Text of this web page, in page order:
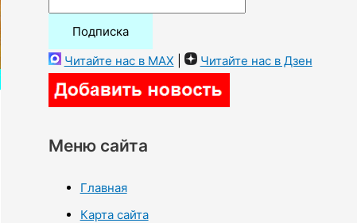
Читайте нас в MAX Читайте нас в Дзен
Меню сайта
Главная
Карта сайта